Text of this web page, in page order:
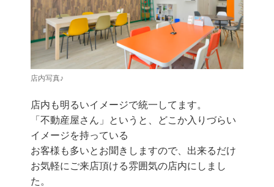
店内写真♪
店内も明るいイメージで統一してます。
「不動産屋さん」というと、どこか入りづらい
イメージを持っている
お客様も多いとお聞きしますので、出来るだけ
お気軽にご来店頂ける雰囲気の店内にしまし
た。